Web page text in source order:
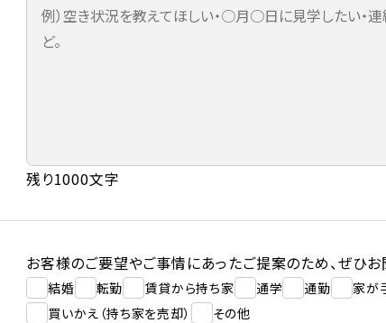
残り1000文字
お客様のご要望やご事情にあったご提案のため、ぜひお
結婚 転勤 賃貸から持ち家 通学 通勤 家が
買いかえ（持ち家を売却）
その他